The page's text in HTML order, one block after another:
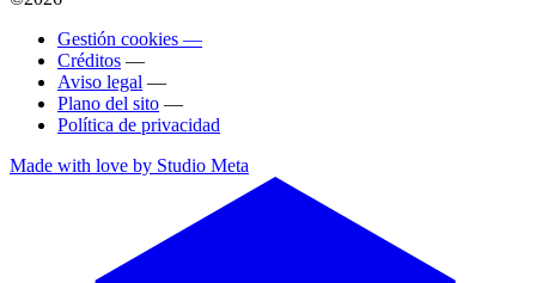
Gestión cookies —
Créditos —
Aviso legal —
Plano del sito —
Política de privacidad
Made with love by Studio Meta